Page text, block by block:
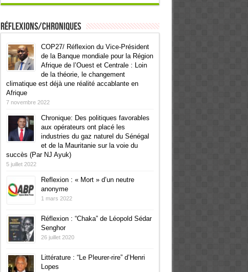
Réflexions/Chroniques
COP27/ Réflexion du Vice-Président
de la Banque mondiale pour la Région
Afrique de l’Ouest et Centrale : Loin
de la théorie, le changement
climatique est déjà une réalité accablante en
Afrique
7 novembre 2022
Chronique: Des politiques favorables
aux opérateurs ont placé les
industries du gaz naturel du Sénégal
et de la Mauritanie sur la voie du
succès (Par NJ Ayuk)
5 juillet 2022
Reflexion : « Mort » d’un neutre
anonyme
1 mars 2022
Réflexion : “Chaka” de Léopold Sédar
Senghor
26 juillet 2020
Littérature : “Le Pleurer-rire” d’Henri
Lopes